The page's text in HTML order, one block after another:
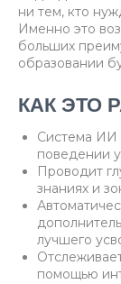
ни тем, кто
Именно это
больших
образовании
КАК ЭТО
Система ИИ
поведении
Проводит
знаниях и
лучшего
помощью